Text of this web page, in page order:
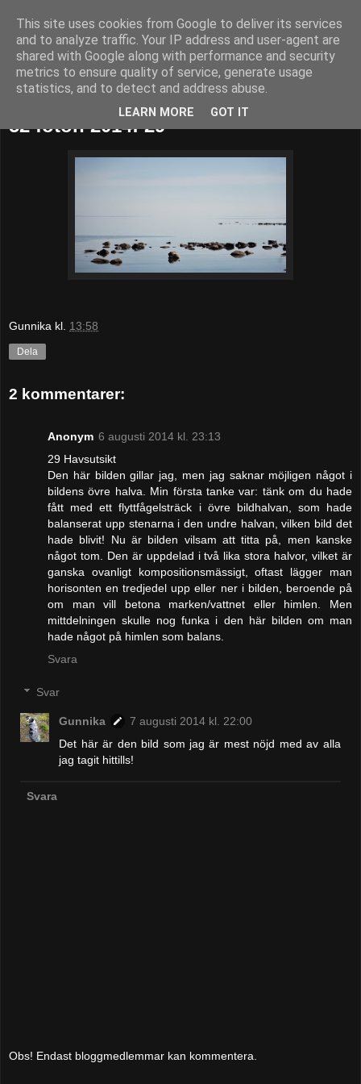
52adventures
52 foton 2014: 29
Gunnika kl. 13:58
Dela
2 kommentarer:
Anonym 6 augusti 2014 kl. 23:13
29 Havsutsikt
Den här bilden gillar jag, men jag saknar möjligen något i
bildens övre halva. Min första tanke var: tänk om du hade
fått med ett flyttfågelsträck i övre bildhalvan, som hade
balanserat upp stenarna i den undre halvan, vilken bild det
hade blivit! Nu är bilden vilsam att titta på, men kanske
något tom. Den är uppdelad i två lika stora halvor, vilket är
ganska ovanligt kompositionsmässigt, oftast lägger man
horisonten en tredjedel upp eller ner i bilden, beroende på
om man vill betona marken/vattnet eller himlen. Men
mittdelningen skulle nog funka i den här bilden om man
hade något på himlen som balans.
Svara
Svar
Gunnika
7 augusti 2014 kl. 22:00
Det här är den bild som jag är mest nöjd med av alla
jag tagit hittills!
Svara
Obs! Endast bloggmedlemmar kan kommentera.
This site uses cookies from Google to deliver its services
and to analyze traffic. Your IP address and user-agent are
shared with Google along with performance and security
metrics to ensure quality of service, generate usage
statistics, and to detect and address abuse.
LEARN MORE GOT IT